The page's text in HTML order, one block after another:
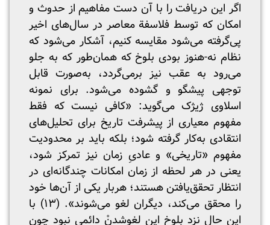
اگر این دریافت را با آن دست مفاهیم از حدوث و
امکان که توسط فلاسفة معاصر در سال‌های اخیر
پی‌گرفته می‌شود مقایسه کنیم، آشکار می‌شود که
نظام نه-هنوز بودی بلوخ که همان‌طور که به جلو
می‌رود به عقب نیز برمی‌گردد، به‌صورت قابل
توجهی پیشگو و گشوده می‌شود. برای نمونه
اسلاوی ژیژک می‌گوید: «کافی نیست که فقط
مفهوم معیاری از پیشرفت تاریخ برای تحلیل‌های
انتقادی به‌کار گرفته شود؛ بلکه باید بر محدودیت
مفهوم «تاریخی» و عادیِ زمان نیز تمرکز شود،
یعنی در هر لحظه از زمان امکانات چندگانه‌ای در
انتظار تحقق‌یافتن هستند؛ هربار یکی از آن‌ها خود
را محقق می‌کند، دیگران لغو می‌شوند». (۱۳) با
این حال نزد بلوخ این لغو‌شدنْ دائمی نبود چون